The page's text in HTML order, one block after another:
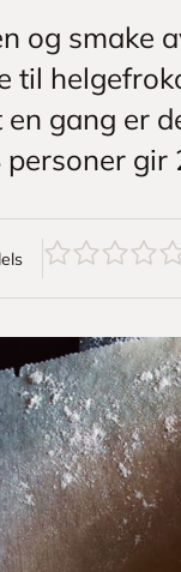
og smake
til
gang er
gir
0av5stjerner